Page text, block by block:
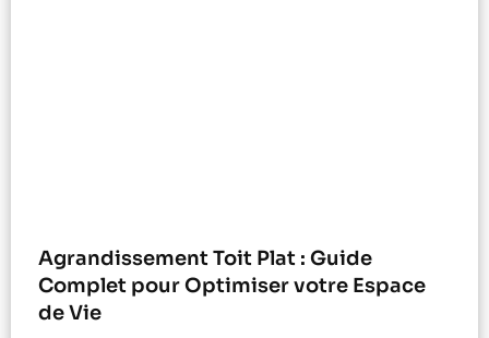
Agrandissement Toit Plat : Guide
Complet pour Optimiser votre Espace
de Vie